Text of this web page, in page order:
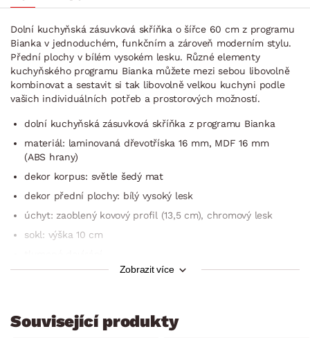
Dolní kuchyňská zásuvková skříňka o šířce 60 cm z programu
Bianka v jednoduchém, funkčním a zároveň moderním stylu.
Přední plochy v bílém vysokém lesku. Různé elementy
kuchyňského programu Bianka můžete mezi sebou libovolně
kombinovat a sestavit si tak libovolně velkou kuchyni podle
vašich individuálních potřeb a prostorových možností.
dolní kuchyňská zásuvková skříňka z programu Bianka
materiál: laminovaná dřevotříska 16 mm, MDF 16 mm
(ABS hrany)
dekor korpus: světle šedý mat
dekor přední plochy: bílý vysoký lesk
úchyt: zaoblený kovový profil (13,5 cm), chromový lesk
sokl: výška 10 cm
3 x zásuvka (úložný prostor)
šířka skříňky: 60 cm
výška skříňky: 82 cm (bez pracovní desky)
Zobrazit více
Související produkty